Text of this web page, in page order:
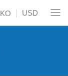
KO USD